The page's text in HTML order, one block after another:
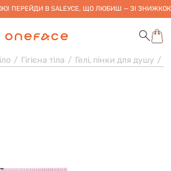
ПЕРЕЙДИ В SALEУСЕ, ЩО ЛЮБИШ — ЗІ
Гігієна тіла Гелі, пінки для душу